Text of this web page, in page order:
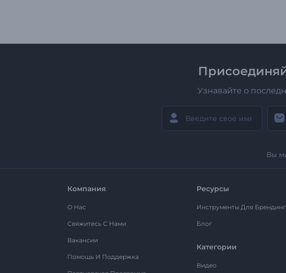
Узнавайте о
Вы
Компания
О Нас
Свяжитесь С Нами
Вакансии
Помощь И Поддержка
Ресурсы
Инструменты Для
Блог
Категории
Видео